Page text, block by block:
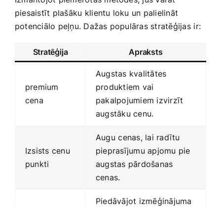
piesaistīt plašāku⁢ klientu loku un palielināt
potenciālo peļņu. Dažas populāras‌ stratēģijas⁢ ir:
Stratēģija Apraksts
premium
cena
Augstas kvalitātes⁣
produktiem vai
pakalpojumiem izvirzīt
augstāku cenu.
Izsists cenu
punkti
Augu ⁣cenas, ‌lai radītu
pieprasījumu apjomu pie
augstas pārdošanas
cenas.
Piedāvājot izmēģinājuma